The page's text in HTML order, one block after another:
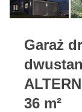
Garaż
36 m²